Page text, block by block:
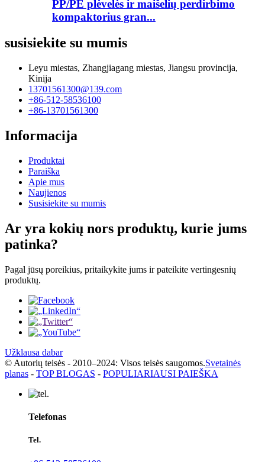
PP/PE plėvelės ir maišelių perdirbimo
kompaktorius gran...
susisiekite su mumis
Leyu miestas, Zhangjiagang miestas, Jiangsu provincija,
Kinija
13701561300@139.com
+86-512-58536100
+86-13701561300
Informacija
Produktai
Paraiška
Apie mus
Naujienos
Susisiekite su mumis
Ar yra kokių nors produktų, kurie jums
patinka?
Pagal jūsų poreikius, pritaikykite jums ir pateikite vertingesnių
produktų.
Užklausa dabar
© Autorių teisės - 2010–2024: Visos teisės saugomos.Svetainės
planas - TOP BLOGAS - POPULIARIAUSI PAIEŠKA
Telefonas
Tel.